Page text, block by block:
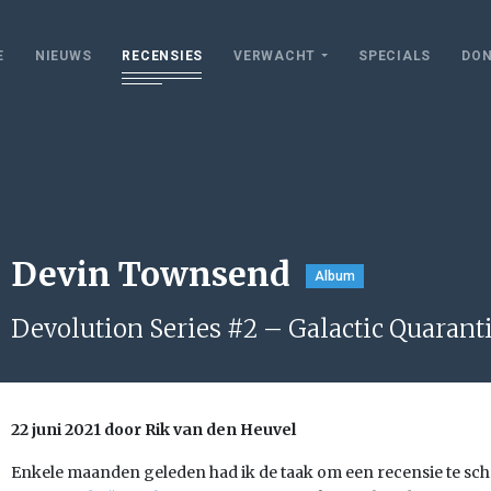
NIEUWS RECENSIES VERWACHT SPECIALS
Devin Townsend Album
Devolution Series #2 – Galactic
22 juni 2021 door Rik van den Heuvel
Enkele maanden geleden had ik de taak om een recensie te